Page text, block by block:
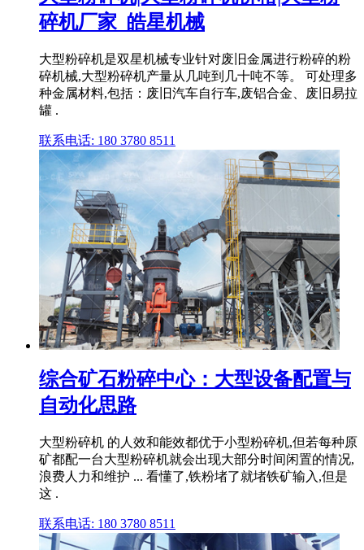
碎机厂家_皓星机械
大型粉碎机是双星机械专业针对废旧金属进行粉碎的粉
碎机械,大型粉碎机产量从几吨到几十吨不等。 可处理多
种金属材料,包括：废旧汽车自行车,废铝合金、废旧易拉
罐 .
联系电话: 180 3780 8511
综合矿石粉碎中心：大型设备配置与
自动化思路
大型粉碎机 的人效和能效都优于小型粉碎机,但若每种原
矿都配一台大型粉碎机就会出现大部分时间闲置的情况,
浪费人力和维护 ... 看懂了,铁粉堵了就堵铁矿输入,但是
这 .
联系电话: 180 3780 8511